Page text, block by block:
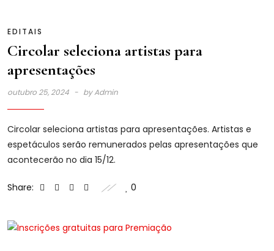
EDITAIS
Circolar seleciona artistas para
apresentações
outubro 25, 2024 byAdmin
Circolar seleciona artistas para apresentações. Artistas e
espetáculos serão remunerados pelas apresentações que
acontecerão no dia 15/12.
Share: 0